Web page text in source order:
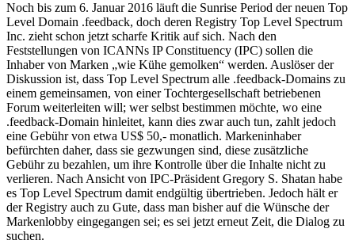
Noch bis zum 6. Januar 2016 läuft die Sunrise Period der neuen Top
Level Domain .feedback, doch deren Registry Top Level Spectrum
Inc. zieht schon jetzt scharfe Kritik auf sich. Nach den
Feststellungen von ICANNs IP Constituency (IPC) sollen die
Inhaber von Marken „wie Kühe gemolken“ werden. Auslöser der
Diskussion ist, dass Top Level Spectrum alle .feedback-Domains zu
einem gemeinsamen, von einer Tochtergesellschaft betriebenen
Forum weiterleiten will; wer selbst bestimmen möchte, wo eine
.feedback-Domain hinleitet, kann dies zwar auch tun, zahlt jedoch
eine Gebühr von etwa US$ 50,- monatlich. Markeninhaber
befürchten daher, dass sie gezwungen sind, diese zusätzliche
Gebühr zu bezahlen, um ihre Kontrolle über die Inhalte nicht zu
verlieren. Nach Ansicht von IPC-Präsident Gregory S. Shatan habe
es Top Level Spectrum damit endgültig übertrieben. Jedoch hält er
der Registry auch zu Gute, dass man bisher auf die Wünsche der
Markenlobby eingegangen sei; es sei jetzt erneut Zeit, die Dialog zu
suchen.